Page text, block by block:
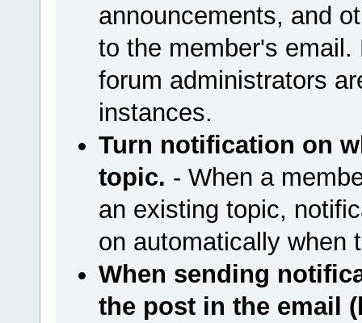
announcements, and
to the member's
forum administrators
instances.
Turn notification on
topic. - When a
an existing topic,
on automatically when
When sending
the post in the email